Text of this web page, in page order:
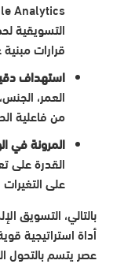
التسويقية
قرارات
استهداف
العمر،
من فاعلية
المرونة في
القدرة على
على
بالتالي، التسويق
أداة استراتيجية
عصر يتسم بالتحول